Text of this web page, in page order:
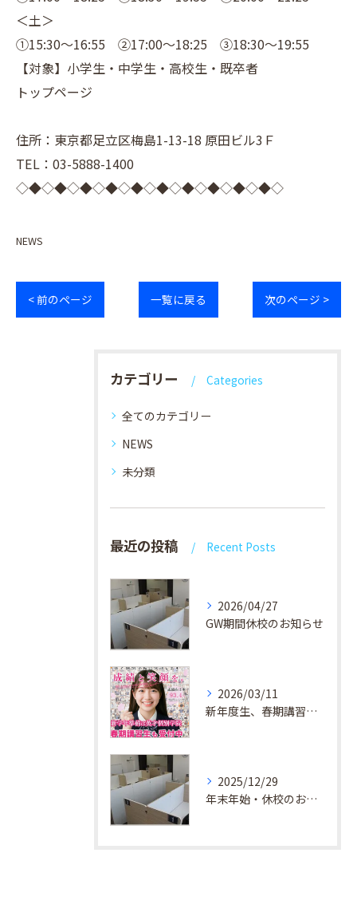
＜土＞
①15:30～16:55 ②17:00～18:25 ③18:30～19:55
【対象】小学生・中学生・高校生・既卒者
トップページ
住所：東京都足立区梅島1-13-18 原田ビル3Ｆ
TEL：03-5888-1400
◇◆◇◆◇◆◇◆◇◆◇◆◇◆◇◆◇◆◇◆◇
NEWS
< 前のページ 一覧に戻る 次のページ >
カテゴリー Categories
全てのカテゴリー
NEWS
未分類
最近の投稿 Recent Posts
2026/04/27
GW期間休校のお知らせ
2026/03/11
新年度生、春期講習生 受付中！
2025/12/29
年末年始・休校のお知らせ